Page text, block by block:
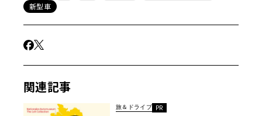
新型車
関連記事
旅＆ドライブ PR